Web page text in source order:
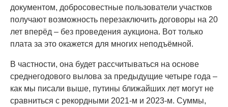
документом, добросовестные пользователи участков
получают возможность перезаключить договоры на 20
лет вперёд – без проведения аукциона. Вот только
плата за это окажется для многих неподъёмной.
В частности, она будет рассчитываться на основе
среднегодового вылова за предыдущие четыре года –
как мы писали выше, путины ближайших лет могут не
сравниться с рекордными 2021-м и 2023-м. Суммы,